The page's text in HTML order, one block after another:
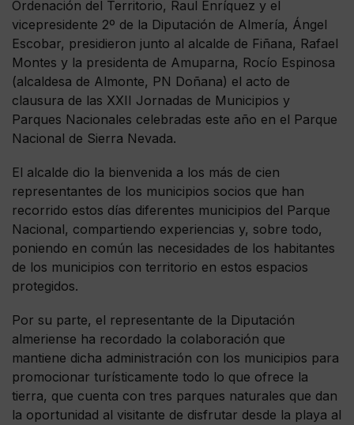
Ordenación del Territorio, Raul Enríquez y el
vicepresidente 2º de la Diputación de Almería, Ángel
Escobar, presidieron junto al alcalde de Fiñana, Rafael
Montes y la presidenta de Amuparna, Rocío Espinosa
(alcaldesa de Almonte, PN Doñana) el acto de
clausura de las XXII Jornadas de Municipios y
Parques Nacionales celebradas este año en el Parque
Nacional de Sierra Nevada.
El alcalde dio la bienvenida a los más de cien
representantes de los municipios socios que han
recorrido estos días diferentes municipios del Parque
Nacional, compartiendo experiencias y, sobre todo,
poniendo en común las necesidades de los habitantes
de los municipios con territorio en estos espacios
protegidos.
Por su parte, el representante de la Diputación
almeriense ha recordado la colaboración que
mantiene dicha administración con los municipios para
promocionar turísticamente todo lo que ofrece la
tierra, que cuenta con tres parques naturales que dan
la oportunidad al visitante de disfrutar desde la playa al